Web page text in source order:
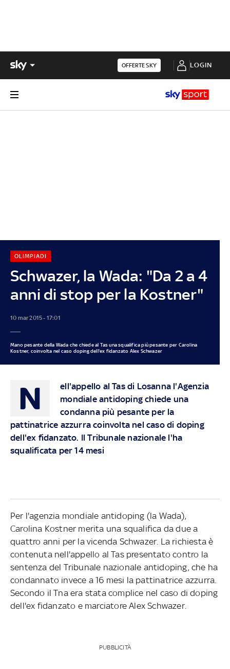
OFFERTE SKY LOGIN
Schwazer, la Wada: "Da 2 a 4
anni di stop per la Kostner"
OLIMPIADI
10 mar 2015 - 17:01
Mano pesante della Wada che chiede al Tas una squalifica più pesante per Carolina
Kostner, coinvolta nel caso doping dell'ex fidanzato Alex Schwazer
N
ell'appello al Tas di Losanna l'Agenzia
mondiale antidoping chiede una
condanna più pesante per la
pattinatrice azzurra coinvolta nel caso di doping
dell'ex fidanzato. Il Tribunale nazionale l'ha
squalificata per 14 mesi
Per l'agenzia mondiale antidoping (la Wada),
Carolina Kostner merita una squalifica da due a
quattro anni per la vicenda Schwazer. La richiesta è
contenuta nell'appello al Tas presentato contro la
sentenza del Tribunale nazionale antidoping, che ha
condannato invece a 16 mesi la pattinatrice azzurra.
Secondo il Tna era stata complice nel caso di doping
dell'ex fidanzato e marciatore Alex Schwazer.
PUBBLICITÀ